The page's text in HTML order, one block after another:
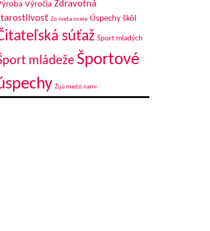
Výročia Zdravotná
Zo sveta ocele Úspechy škôl
súťaž Šport mladých
mládeže Športové
Žijú medzi nami